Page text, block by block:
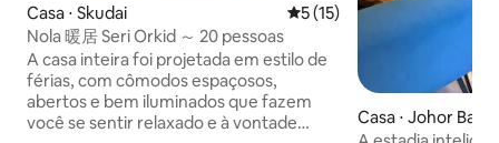
Casa ⋅ Skudai 5 de uma avaliação média
5 (15)
Nola 暖居 Seri Orkid ～ 20 pessoas
A casa inteira foi projetada em estilo de
férias, com cômodos espaçosos,
abertos e bem iluminados que fazem
você se sentir relaxado e à vontade
Casa ⋅ Johor